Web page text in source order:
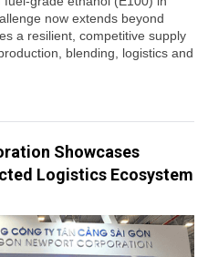
now extends beyond
a resilient, competitive supply
blending, logistics and
Showcases
Logistics Ecosystem